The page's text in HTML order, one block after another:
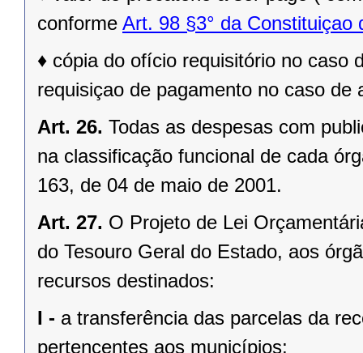
conforme Art. 98 §3° da Constituiçao
♦ cópia do ofício requisitório no
requisiçao de pagamento no caso de
Art. 26. Todas as despesas com
na classificação funcional de cada
163, de 04 de maio de 2001.
Art. 27. O Projeto de Lei
do Tesouro Geral do Estado, aos
recursos destinados:
I - a transferência das parcelas da
pertencentes aos municípios;